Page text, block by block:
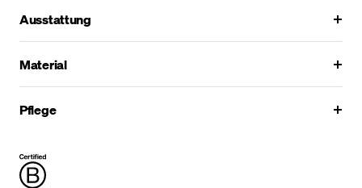
Ausstattung
Material
Pflege